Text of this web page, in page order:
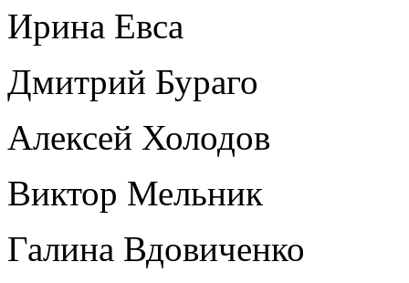
Ирина Евса
Дмитрий Бураго
Алексей Холодов
Виктор Мельник
Галина Вдовиченко